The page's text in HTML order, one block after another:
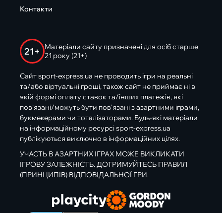
Контакти
21+
Матеріали сайту призначені для осіб старше
21 року (21+)
Сайт sport-express.ua не проводить ігри на реальні
та/або віртуальні гроші, також сайт не приймає ні в
якій формі оплату ставок та/інших платежів, які
пов’язані/можуть бути пов’язані з азартними іграми,
букмекерами чи тоталізаторами. Будь-які матеріали
на інформаційному ресурсі sport-express.ua
публікуються виключно в інформаційних цілях.
УЧАСТЬ В АЗАРТНИХ ІГРАХ МОЖЕ ВИКЛИКАТИ
ІГРОВУ ЗАЛЕЖНІСТЬ. ДОТРИМУЙТЕСЬ ПРАВИЛ
(ПРИНЦИПІВ) ВІДПОВІДАЛЬНОЇ ГРИ.